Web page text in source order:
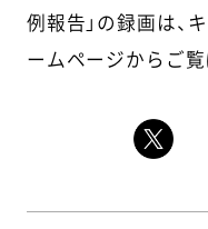
例報告」の録画は、
ームページからご覧